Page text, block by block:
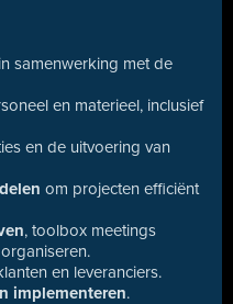
in samenwerking met de
en materieel, inclusief
en de uitvoering van
om projecten efficiënt
, toolbox meetings
en leveranciers.
implementeren.